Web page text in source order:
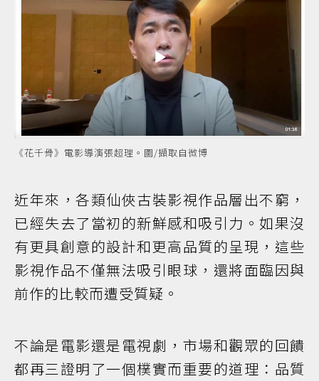
《花千骨》電影導演張超理。圖/擷取自微博
近年來，各類仙俠古裝影視作品層出不窮，
已經失去了當初的新鮮感和吸引力。如果沒
有更具創意的設計和更高品質的呈現，這些
影視作品不僅無法吸引眼球，還將面臨因與
前作的比較而遭受質疑。
不論是電影還是電視劇，市場和觀眾的回饋
都再三證明了一個樸實而重要的道理：品質